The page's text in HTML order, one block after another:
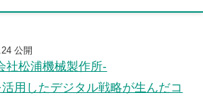
公開
社松浦機械製作所-
用したデジタル戦略が生んだコ